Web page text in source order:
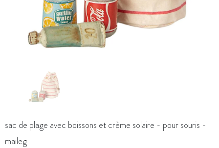
sac de plage avec boissons et crème solaire - pour souris -
maileg